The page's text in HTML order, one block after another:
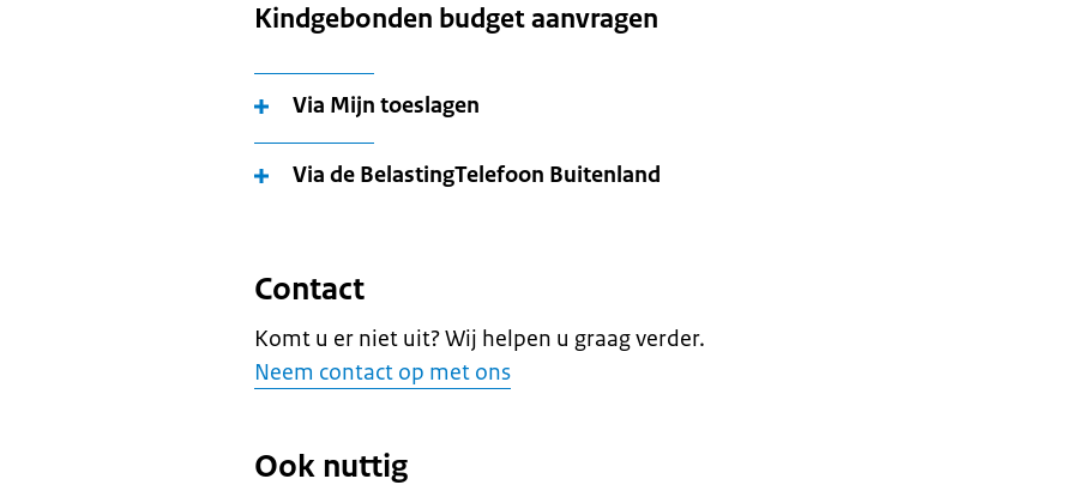
Kindgebonden budget aanvragen
Via Mijn toeslagen
Via de BelastingTelefoon Buitenland
Contact
Komt u er niet uit? Wij helpen u graag verder.
Neem contact op met ons
Ook nuttig